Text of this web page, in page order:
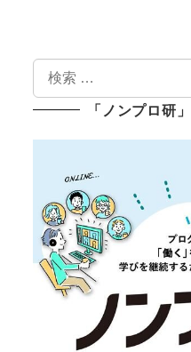
検
索
「ノンプロ研